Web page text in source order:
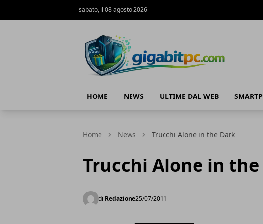
sabato, il 08 agosto 2026
HOME NEWS ULTIME DAL WEB
Home News Trucchi Alone in the Dark
Trucchi Alone in
di Redazione25/07/2011